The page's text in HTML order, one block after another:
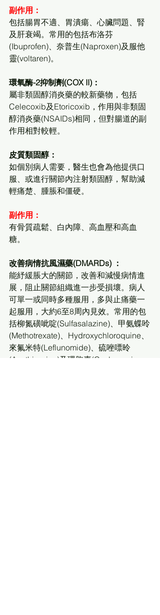
副作用：
包括腸胃不適、胃潰瘍、心臟問題、腎
及肝衰竭。常用的包括布洛芬
(Ibuprofen)、奈普生(Naproxen)及服他
靈(voltaren)。
環氧酶-2抑制劑(COX II)：
屬非類固醇消炎藥的較新藥物，包括
Celecoxib及Etoricoxib，作用與非類固
醇消炎藥(NSAIDs)相同，但對腸道的副
作用相對較輕。
皮質類固醇：
如個別病人需要，醫生也會為他提供口
服、或進行關節內注射類固醇，幫助減
輕痛楚、腫脹和僵硬。
副作用：
有骨質疏鬆、白內障、高血壓和高血
糖。
改善病情抗風濕藥(DMARDs) ：
能紓緩脹大的關節，改善和減慢病情進
展，阻止關節組織進一步受損壞。病人
可單一或同時多種服用，多與止痛藥一
起服用，大約6至8周內見效。常用的包
括柳氮磺呲啶(Sulfasalazine)、甲氨蝶呤
(Methotrexate)、Hydroxychloroquine、
來氟米特(Leflunomide)、硫唑嘌昤
(Azathioprine)及環胞素(Cyclosporine